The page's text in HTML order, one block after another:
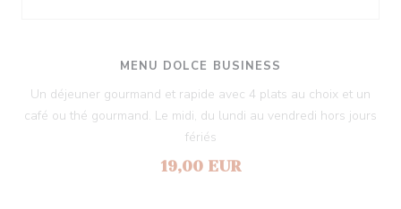
MENU DOLCE BUSINESS
Un déjeuner gourmand et rapide avec 4 plats au choix et un
café ou thé gourmand. Le midi, du lundi au vendredi hors jours
fériés
19,00 EUR